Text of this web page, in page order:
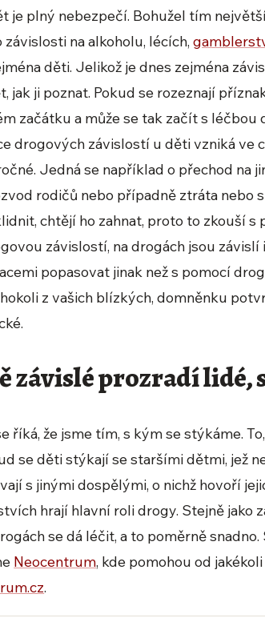
je plný nebezpečí. Bohužel tím
závislosti na alkoholu, lécích,
děti. Jelikož je dnes zejména
jak ji poznat. Pokud se rozeznají
začátku a může se tak začít s léčbou
drogových závislostí u děti vzniká ve
Jedná se například o přechod na
rodičů nebo případně ztráta nebo
chtějí ho zahnat, proto to zkouší s
závislostí, na drogách jsou
popasovat jinak než s pomocí
z vašich blízkých, domněnku
závislé prozradí lidé,
říká, že jsme tím, s kým se stýkáme.
se děti stýkají se staršími dětmi, jež
s jinými dospělými, o nichž hovoří
hrají hlavní roli drogy. Stejně jako
se dá léčit, a to poměrně
Neocentrum, kde pomohou od
.